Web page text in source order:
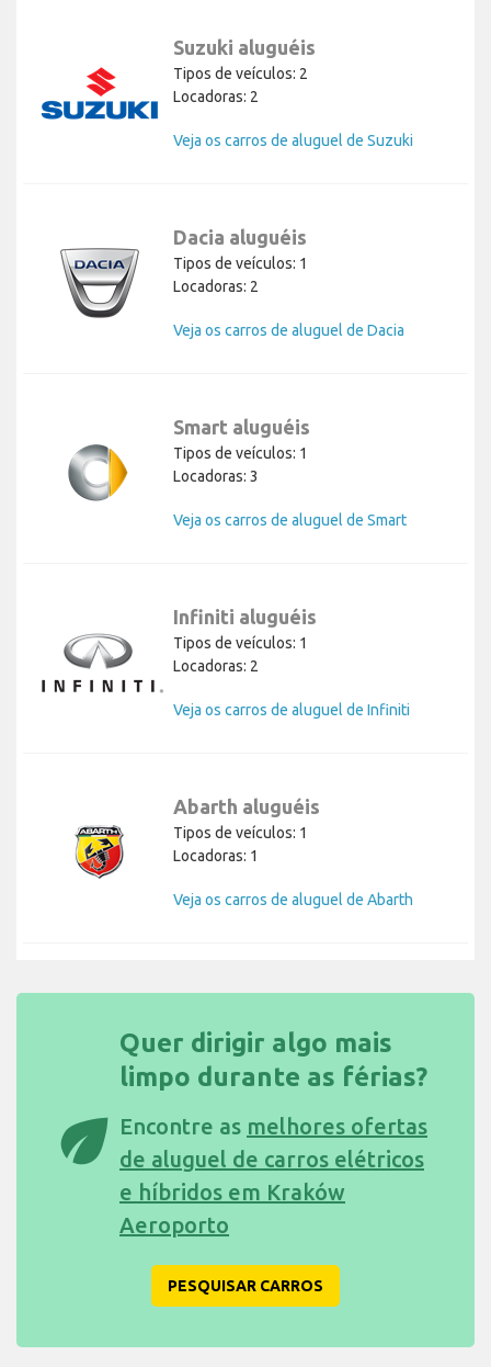
Suzuki aluguéis
Tipos de veículos: 2
Locadoras: 2
Veja os carros de aluguel de Suzuki
Dacia aluguéis
Tipos de veículos: 1
Locadoras: 2
Veja os carros de aluguel de Dacia
Smart aluguéis
Tipos de veículos: 1
Locadoras: 3
Veja os carros de aluguel de Smart
Infiniti aluguéis
Tipos de veículos: 1
Locadoras: 2
Veja os carros de aluguel de Infiniti
Abarth aluguéis
Tipos de veículos: 1
Locadoras: 1
Veja os carros de aluguel de Abarth
eco
Quer dirigir algo mais
limpo durante as férias?
Encontre as melhores ofertas
de aluguel de carros elétricos
e híbridos em Kraków
Aeroporto
PESQUISAR CARROS